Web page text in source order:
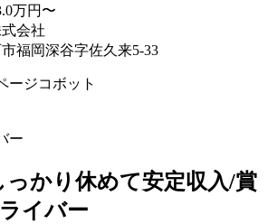
万円〜
会社
福岡深谷字佐久来5-33
ージコボット
ー
かり休めて安定収入/賞
イバー